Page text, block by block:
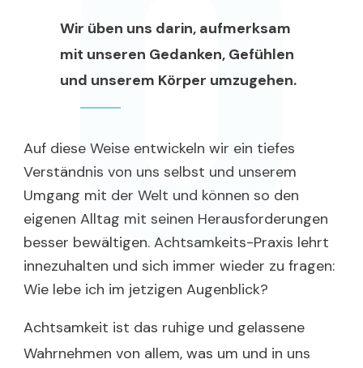
Wir üben uns darin, aufmerksam
mit unseren Gedanken, Gefühlen
und unserem Körper umzugehen.
Auf diese Weise entwickeln wir ein tiefes
Verständnis von uns selbst und unserem
Umgang mit der Welt und können so den
eigenen Alltag mit seinen Herausforderungen
besser bewältigen. Achtsamkeits-Praxis lehrt
innezuhalten und sich immer wieder zu fragen:
Wie lebe ich im jetzigen Augenblick?
Achtsamkeit ist das ruhige und gelassene
Wahrnehmen von allem, was um und in uns